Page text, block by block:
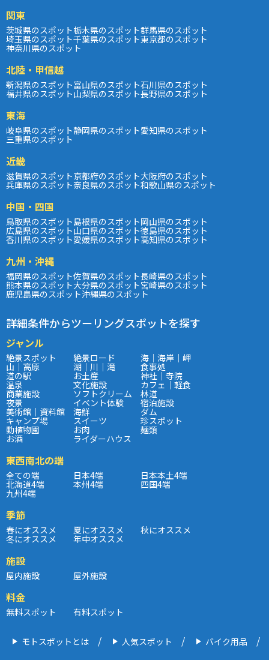
関東
茨城県のスポット栃木県のスポット群馬県のスポット
埼玉県のスポット千葉県のスポット東京都のスポット
神奈川県のスポット
北陸・甲信越
新潟県のスポット富山県のスポット石川県のスポット
福井県のスポット山梨県のスポット長野県のスポット
東海
岐阜県のスポット静岡県のスポット愛知県のスポット
三重県のスポット
近畿
滋賀県のスポット京都府のスポット大阪府のスポット
兵庫県のスポット奈良県のスポット和歌山県のスポット
中国・四国
鳥取県のスポット島根県のスポット岡山県のスポット
広島県のスポット山口県のスポット徳島県のスポット
香川県のスポット愛媛県のスポット高知県のスポット
九州・沖縄
福岡県のスポット佐賀県のスポット長崎県のスポット
熊本県のスポット大分県のスポット宮崎県のスポット
鹿児島県のスポット沖縄県のスポット
詳細条件からツーリングスポットを探す
ジャンル
絶景スポット 絶景ロード 海｜海岸｜岬
山｜高原 湖｜川｜滝 食事処
道の駅 お土産 神社｜寺院
温泉 文化施設 カフェ｜軽食
商業施設 ソフトクリーム 林道
夜景 イベント体験 宿泊施設
美術館｜資料館 海鮮 ダム
キャンプ場 スイーツ 珍スポット
動植物園 お肉 麺類
お酒 ライダーハウス
東西南北の端
全ての端 日本4端 日本本土4端
北海道4端 本州4端 四国4端
九州4端
季節
春にオススメ 夏にオススメ 秋にオススメ
冬にオススメ 年中オススメ
施設
屋内施設 屋外施設
料金
無料スポット 有料スポット
モトスポットとは 人気スポット バイク用品